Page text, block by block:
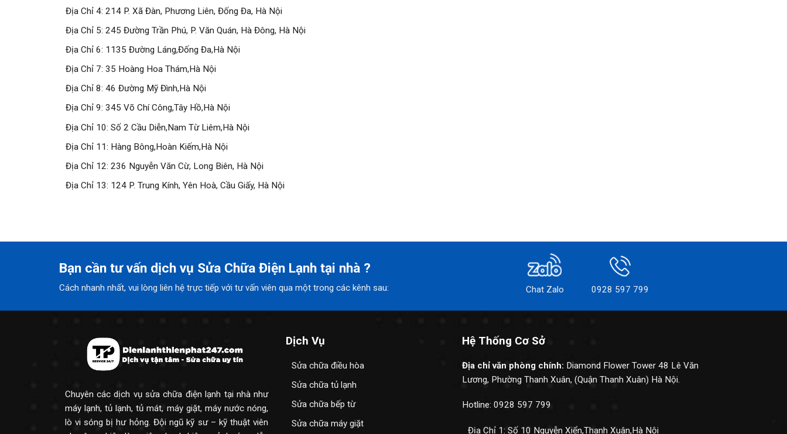
Địa Chỉ 4: 214 P. Xã Đàn, Phương Liên, Đống Đa, Hà Nội
Địa Chỉ 5: 245 Đường Trần Phú, P. Văn Quán, Hà Đông, Hà Nội
Địa Chỉ 6: 1135 Đường Láng,Đống Đa,Hà Nội
Địa Chỉ 7: 35 Hoàng Hoa Thám,Hà Nội
Địa Chỉ 8: 46 Đường Mỹ Đình,Hà Nội
Địa Chỉ 9: 345 Võ Chí Công,Tây Hồ,Hà Nội
Địa Chỉ 10: Số 2 Cầu Diễn,Nam Từ Liêm,Hà Nội
Địa Chỉ 11: Hàng Bông,Hoàn Kiếm,Hà Nội
Địa Chỉ 12: 236 Nguyễn Văn Cừ, Long Biên, Hà Nội
Địa Chỉ 13: 124 P. Trung Kính, Yên Hoà, Cầu Giấy, Hà Nội
Bạn cần tư vấn dịch vụ Sửa Chữa Điện Lạnh tại nhà ?
Cách nhanh nhất, vui lòng liên hệ trực tiếp với tư vấn viên qua một trong các kênh sau: Chat Zalo 0928 597 799
Chuyên các dịch vụ sửa chữa điện lạnh tại nhà như
máy lạnh, tủ lạnh, tủ mát, máy giặt, máy nước nóng,
lò vi sóng bị hư hỏng. Đội ngũ kỹ sư – kỹ thuật viên
Dịch Vụ
Sửa chữa điều hòa
Sửa chữa tủ lạnh
Sửa chữa bếp từ
Sửa chữa máy giặt
Hệ Thống Cơ Sở
Địa chỉ văn phòng chính: Diamond Flower Tower 48 Lê Văn
Lương, Phường Thanh Xuân, (Quận Thanh Xuân) Hà Nội.
Hotline: 0928 597 799
Địa Chỉ 1: Số 10 Nguyễn Xiển,Thanh Xuân,Hà Nội